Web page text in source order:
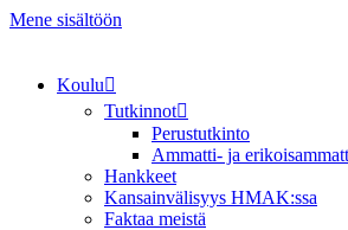
Mene sisältöön
Koulu
Tutkinnot
Perustutkinto
Ammatti- ja
Hankkeet
Kansainvälisyys HMAK:ssa
Faktaa meistä